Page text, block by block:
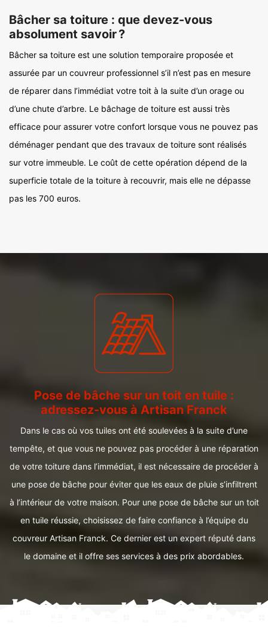
Bâcher sa toiture : que devez-vous
absolument savoir ?
Bâcher sa toiture est une solution temporaire proposée et
assurée par un couvreur professionnel s’il n’est pas en mesure
de réparer dans l’immédiat votre toit à la suite d’un orage ou
d’une chute d’arbre. Le bâchage de toiture est aussi très
efficace pour assurer votre confort lorsque vous ne pouvez pas
déménager pendant que des travaux de toiture sont réalisés
sur votre immeuble. Le coût de cette opération dépend de la
superficie totale de la toiture à recouvrir, mais elle ne dépasse
pas les 700 euros.
Pose de bâche sur un toit en tuile :
adressez-vous à Artisan Franck
Dans le cas où vos tuiles ont été soulevées à la suite d’une
tempête, et que vous ne pouvez pas procéder à une réparation
de votre toiture dans l’immédiat, il est nécessaire de procéder à
une pose de bâche pour éviter que les eaux de pluie s’infiltrent
à l’intérieur de votre maison. Pour une pose de bâche sur un toit
en tuile réussie, choisissez de faire confiance à l’équipe du
couvreur Artisan Franck. Ce dernier est un expert réputé dans
le domaine et il offre ses services à des prix abordables.